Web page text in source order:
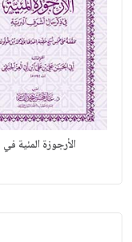
الأرجوزة المئية في